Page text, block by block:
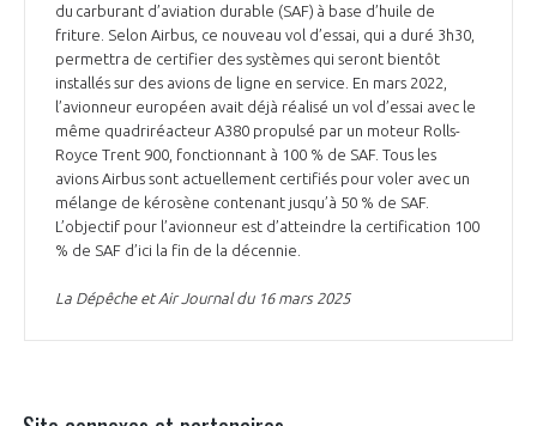
du carburant d’aviation durable (SAF) à base d’huile de
friture. Selon Airbus, ce nouveau vol d’essai, qui a duré 3h30,
permettra de certifier des systèmes qui seront bientôt
installés sur des avions de ligne en service. En mars 2022,
l’avionneur européen avait déjà réalisé un vol d’essai avec le
même quadriréacteur A380 propulsé par un moteur Rolls-
Royce Trent 900, fonctionnant à 100 % de SAF. Tous les
avions Airbus sont actuellement certifiés pour voler avec un
mélange de kérosène contenant jusqu’à 50 % de SAF.
L’objectif pour l’avionneur est d’atteindre la certification 100
% de SAF d’ici la fin de la décennie.
La Dépêche et Air Journal du 16 mars 2025